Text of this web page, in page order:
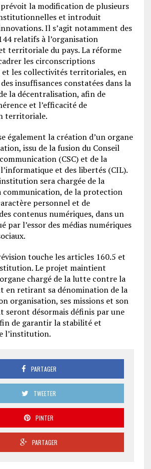
la modification de plusieurs
et introduit
Il s’agit notamment des
relatifs à l’organisation
territoriale du pays. La réforme
les circonscriptions
les collectivités territoriales, en
insuffisances constatées dans la
la décentralisation, afin de
et l’efficacité de
territoriale.
également la création d’un organe
issu de la fusion du Conseil
(CSC) et de la
et des libertés (CIL).
sera chargée de la
communication, de la protection
personnel et de
contenus numériques, dans un
par l’essor des médias numériques
touche les articles 160.5 et
Le projet maintient
chargé de la lutte contre la
en retirant sa dénomination de la
organisation, ses missions et son
seront désormais définis par une
de garantir la stabilité et
l’institution.
PARTAGER
TWEETER
PINTER
PARTAGER